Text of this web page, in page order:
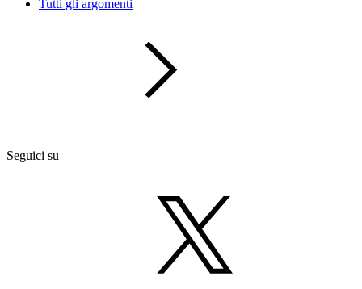
Tutti gli argomenti
Seguici su